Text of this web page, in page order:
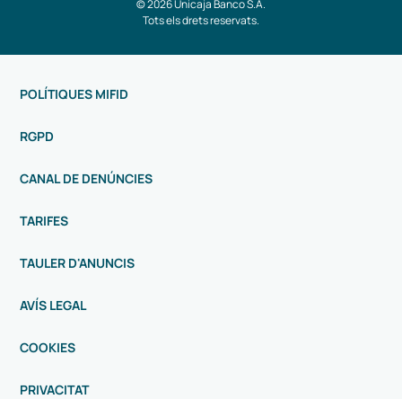
© 2026 Unicaja Banco S.A.
Tots els drets reservats.
POLÍTIQUES MIFID
RGPD
CANAL DE DENÚNCIES
TARIFES
TAULER D'ANUNCIS
AVÍS LEGAL
COOKIES
PRIVACITAT